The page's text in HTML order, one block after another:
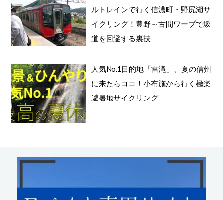
ルトレインで行く信濃町・野尻湖サ
イクリング！豊野～古間ワープで坂
道を回避する裏技
人気No.1目的地「雷滝」、夏の信州
に来たらココ！小布施から行く極楽
避暑地サイクリング